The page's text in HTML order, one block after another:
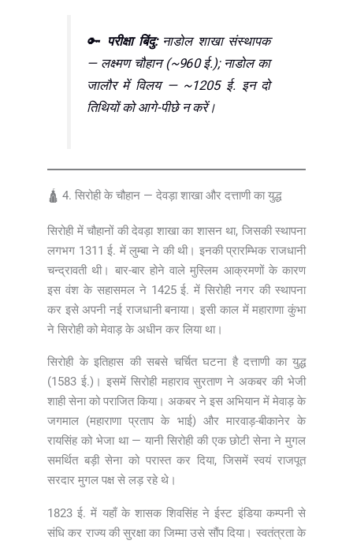
🔑 परीक्षा बिंदु:नाडोल शाखा संस्थापक
— लक्ष्मण चौहान (~960 ई.); नाडोल का
जालौर में विलय — ~1205 ई. इन दो
तिथियों को आगे-पीछे न करें।
🛕 4. सिरोही के चौहान — देवड़ा शाखा और दत्ताणी का युद्ध
सिरोही में चौहानों की देवड़ा शाखा का शासन था, जिसकी स्थापना
लगभग 1311 ई. में लुम्बा ने की थी। इनकी प्रारम्भिक राजधानी
चन्द्रावती थी। बार-बार होने वाले मुस्लिम आक्रमणों के कारण
इस वंश के सहासमल ने 1425 ई. में सिरोही नगर की स्थापना
कर इसे अपनी नई राजधानी बनाया। इसी काल में महाराणा कुंभा
ने सिरोही को मेवाड़ के अधीन कर लिया था।
सिरोही के इतिहास की सबसे चर्चित घटना है दत्ताणी का युद्ध
(1583 ई.)। इसमें सिरोही महाराव सुरताण ने अकबर की भेजी
शाही सेना को पराजित किया। अकबर ने इस अभियान में मेवाड़ के
जगमाल (महाराणा प्रताप के भाई) और मारवाड़-बीकानेर के
रायसिंह को भेजा था — यानी सिरोही की एक छोटी सेना ने मुगल
समर्थित बड़ी सेना को परास्त कर दिया, जिसमें स्वयं राजपूत
सरदार मुगल पक्ष से लड़ रहे थे।
1823 ई. में यहाँ के शासक शिवसिंह ने ईस्ट इंडिया कम्पनी से
संधि कर राज्य की सुरक्षा का जिम्मा उसे सौंप दिया। स्वतंत्रता के